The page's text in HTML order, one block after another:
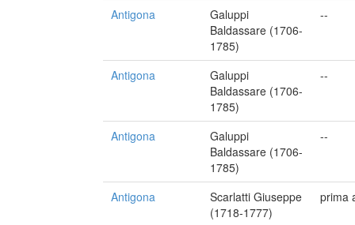
Antigona
Galuppi
Baldassare (1706-
1785)
--
Antigona
Galuppi
Baldassare (1706-
1785)
--
Antigona
Galuppi
Baldassare (1706-
1785)
--
Antigona
Scarlatti Giuseppe
(1718-1777)
prima